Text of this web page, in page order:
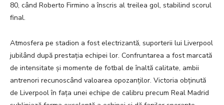
80, când Roberto Firmino a înscris al treilea gol, stabilind scorul
final.
Atmosfera pe stadion a fost electrizantă, suporterii lui Liverpool
jubilând după prestația echipei lor. Confruntarea a fost marcată
de intensitate și momente de fotbal de înaltă calitate, ambii
antrenori recunoscând valoarea opozanților. Victoria obținută
de Liverpool în fața unei echipe de calibru precum Real Madrid